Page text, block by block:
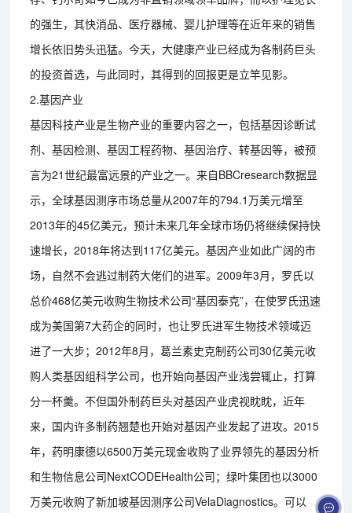
的强生，其快消品、医疗器械、婴儿护理等在近年来的销售
增长依旧势头迅猛。今天，大健康产业已经成为各制药巨头
的投资首选，与此同时，其得到的回报更是立竿见影。
2.基因产业
基因科技产业是生物产业的重要内容之一，包括基因诊断试
剂、基因检测、基因工程药物、基因治疗、转基因等，被预
言为21世纪最富远景的产业之一。来自BBCresearch数据显
示，全球基因测序市场总量从2007年的794.1万美元增至
2013年的45亿美元，预计未来几年全球市场仍将继续保持快
速增长，2018年将达到117亿美元。基因产业如此广阔的市
场，自然不会逃过制药大佬们的进军。2009年3月，罗氏以
总价468亿美元收购生物技术公司“基因泰克”，在使罗氏迅速
成为美国第7大药企的同时，也让罗氏进军生物技术领域迈
进了一大步；2012年8月，葛兰素史克制药公司30亿美元收
购人类基因组科学公司，也开始向基因产业浅尝辄止，打算
分一杯羹。不但国外制药巨头对基因产业虎视眈眈，近年
来，国内许多制药翘楚也开始对基因产业发起了进攻。2015
年，药明康德以6500万美元现金收购了业界领先的基因分析
和生物信息公司NextCODEHealth公司；绿叶集团也以3000
万美元收购了新加坡基因测序公司VelaDiagnostics。可以